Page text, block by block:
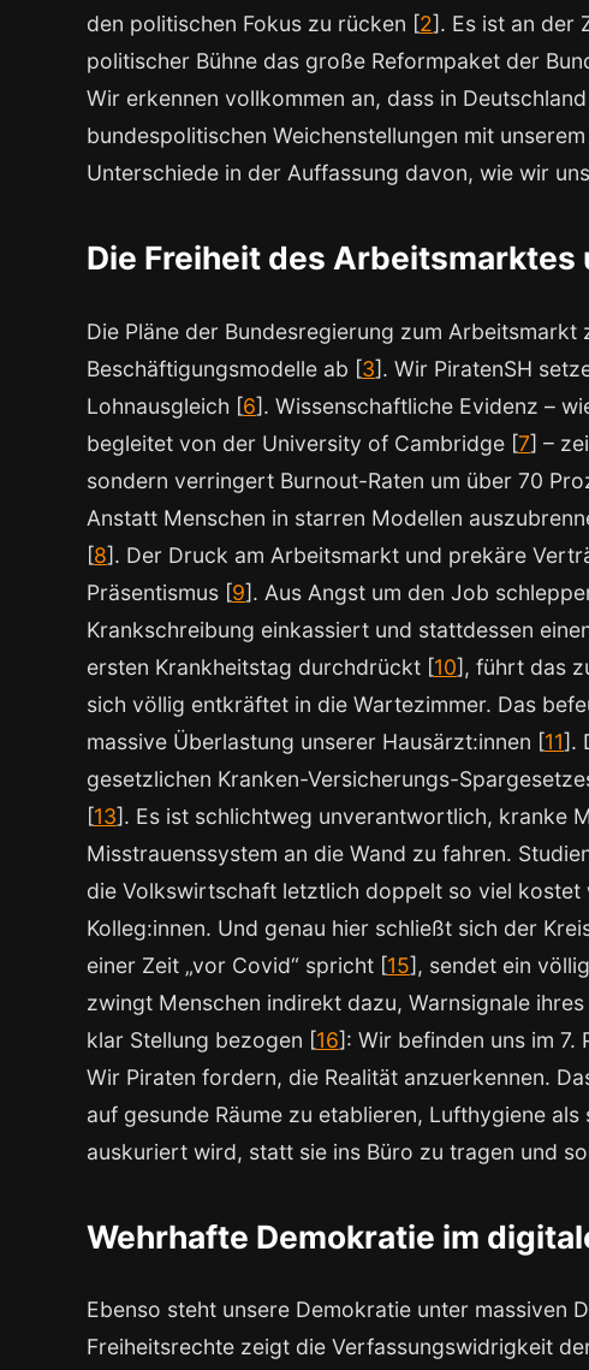
den politischen Fokus zu rücken [2]. Es ist an der
politischer Bühne das große Reformpaket der
Wir erkennen vollkommen an, dass in
bundespolitischen Weichenstellungen mit
Unterschiede in der Auffassung davon, wie wir
Die Freiheit des
Die Pläne der Bundesregierung zum
Beschäftigungsmodelle ab [3]. Wir PiratenSH
Lohnausgleich [6]. Wissenschaftliche Evidenz –
begleitet von der University of Cambridge [7] –
sondern verringert Burnout-Raten um über 70
Anstatt Menschen in starren Modellen
[8]. Der Druck am Arbeitsmarkt und prekäre
Präsentismus [9]. Aus Angst um den Job
Krankschreibung einkassiert und stattdessen
ersten Krankheitstag durchdrückt [10], führt das
sich völlig entkräftet in die Wartezimmer. Das
massive Überlastung unserer Hausärzt:innen [11].
gesetzlichen Kranken-Versicherungs-
[13]. Es ist schlichtweg unverantwortlich, kranke
Misstrauenssystem an die Wand zu fahren.
die Volkswirtschaft letztlich doppelt so viel kostet
Kolleg:innen. Und genau hier schließt sich der
einer Zeit „vor Covid“ spricht [15], sendet ein
zwingt Menschen indirekt dazu, Warnsignale
klar Stellung bezogen [16]: Wir befinden uns im 7.
Wir Piraten fordern, die Realität anzuerkennen.
auf gesunde Räume zu etablieren, Lufthygiene
auskuriert wird, statt sie ins Büro zu tragen und
Wehrhafte Demokratie im
Ebenso steht unsere Demokratie unter massiven
Freiheitsrechte zeigt die Verfassungswidrigkeit